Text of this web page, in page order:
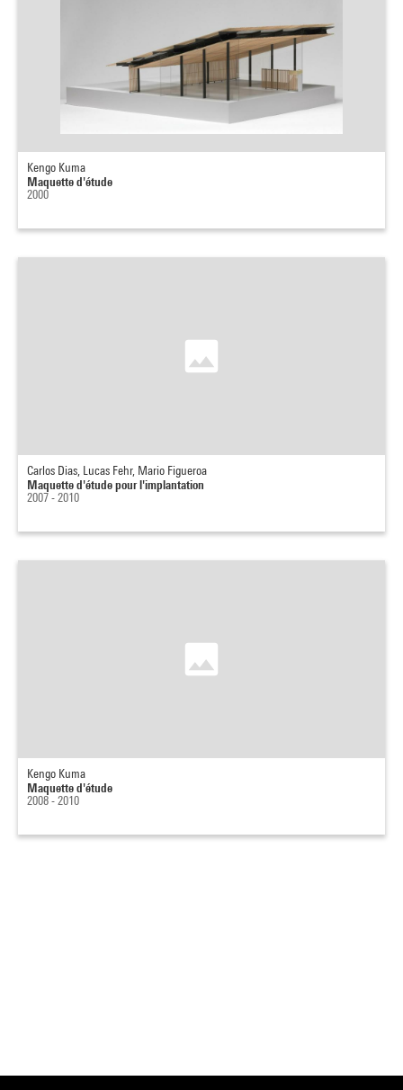
Kengo Kuma
Maquette d'étude
2000
Carlos Dias, Lucas Fehr, Mario Figueroa
Maquette d'étude pour l'implantation
2007 - 2010
Kengo Kuma
Maquette d'étude
2008 - 2010